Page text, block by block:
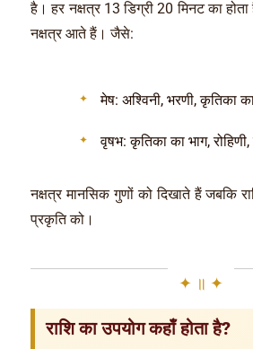
है। हर नक्षत्र 13 डिग्री 20 मिनट का
नक्षत्र आते हैं। जैसे:
मेष: अश्विनी, भरणी, कृतिका
वृषभ: कृतिका का भाग, रोहिणी,
नक्षत्र मानसिक गुणों को दिखाते हैं जबकि
प्रकृति को।
राशि का उपयोग कहाँ होता है?